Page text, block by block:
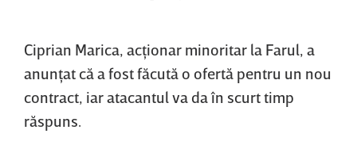
Ciprian Marica, acţionar minoritar la Farul, a
anunţat că a fost făcută o ofertă pentru un nou
contract, iar atacantul va da în scurt timp
răspuns.